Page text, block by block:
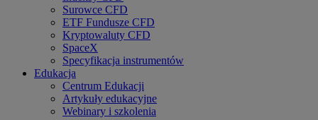
Surowce CFD
ETF Fundusze CFD
Kryptowaluty CFD
SpaceX
Specyfikacja instrumentów
Edukacja
Centrum Edukacji
Artykuły edukacyjne
Webinary i szkolenia